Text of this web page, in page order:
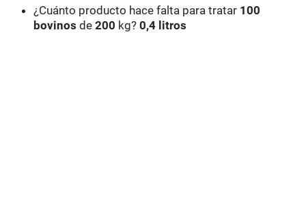
¿Cuánto producto hace falta para tratar 100
bovinosde200 kg?0,4 litros